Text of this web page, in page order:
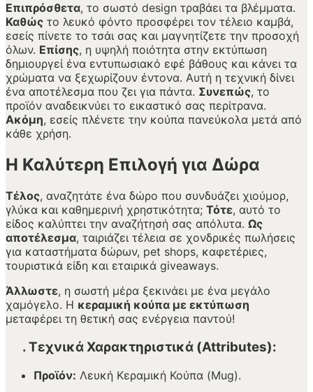
Επιπρόσθετα, το σωστό design τραβάει τα βλέμματα.
Καθώς το λευκό φόντο προσφέρει τον τέλειο καμβά,
εσείς πίνετε το τσάι σας και μαγνητίζετε την προσοχή
όλων. Επίσης, η υψηλή ποιότητα στην εκτύπωση
δημιουργεί ένα εντυπωσιακό εφέ βάθους και κάνει τα
χρώματα να ξεχωρίζουν έντονα. Αυτή η τεχνική δίνει
ένα αποτέλεσμα που ζει για πάντα. Συνεπώς, το
προϊόν αναδεικνύει το εικαστικό σας περίτρανα.
Ακόμη, εσείς πλένετε την κούπα πανεύκολα μετά από
κάθε χρήση.
Η Καλύτερη Επιλογή για Δώρα
Τέλος, αναζητάτε ένα δώρο που συνδυάζει χιούμορ,
γλύκα και καθημερινή χρηστικότητα; Τότε, αυτό το
είδος καλύπτει την αναζήτησή σας απόλυτα. Ως
αποτέλεσμα, ταιριάζει τέλεια σε χονδρικές πωλήσεις
για καταστήματα δώρων, pet shops, καφετέριες,
τουριστικά είδη και εταιρικά giveaways.
Άλλωστε, η σωστή μέρα ξεκινάει με ένα μεγάλο
χαμόγελο. Η κεραμική κούπα με εκτύπωση
μεταφέρει τη θετική σας ενέργεια παντού!
. Τεχνικά Χαρακτηριστικά (Attributes):
Προϊόν: Λευκή Κεραμική Κούπα (Mug).